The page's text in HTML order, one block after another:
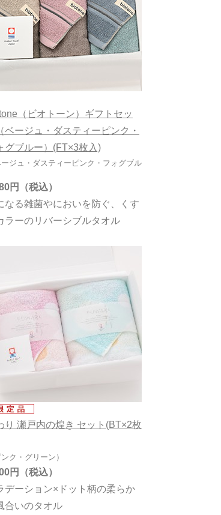
（ビオトーン）ギフトセッ
ベージュ・ダスティーピンク・
グブルー）(FT×3枚入)
ージュ・ダスティーピンク・フォグブル
なる雑菌やにおいを防ぐ、くす
ラーのリバーシブルタオル
円
り 瀬戸内の煌き セット(BT×2枚
ンク・グリーン）
デーション×ドット柄の柔らか
合いのタオル
円